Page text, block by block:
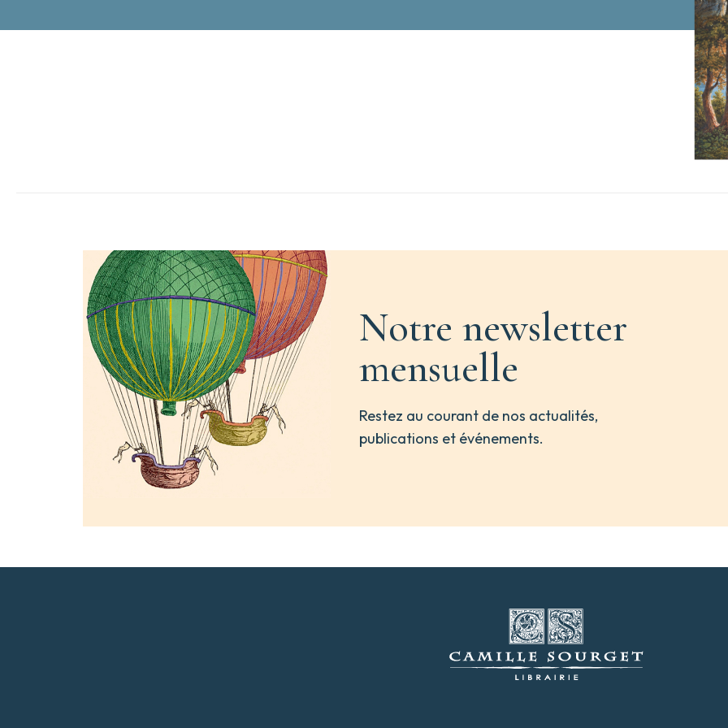
Notre newsletter
mensuelle
Restez au courant de nos actualités,
publications et événements.